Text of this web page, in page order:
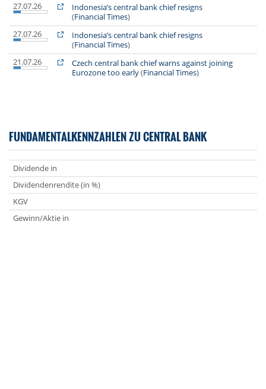
27.07.26
Indonesia’s central bank chief resigns
(Financial Times)
27.07.26
Indonesia’s central bank chief resigns
(Financial Times)
21.07.26
Czech central bank chief warns against joining
Eurozone too early(Financial Times)
FUNDAMENTALKENNZAHLEN ZU CENTRAL BANK
Dividende in
Dividendenrendite (in %)
KGV
Gewinn/Aktie in